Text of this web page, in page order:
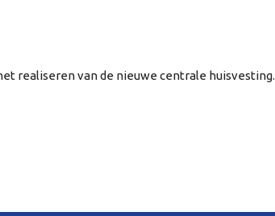
realiseren van de nieuwe centrale huisvesting.